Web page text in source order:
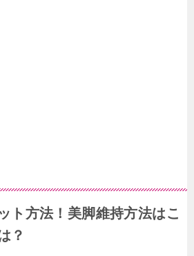
ト方法！美脚維持方法はこ
？